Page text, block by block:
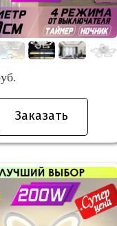
Заказать